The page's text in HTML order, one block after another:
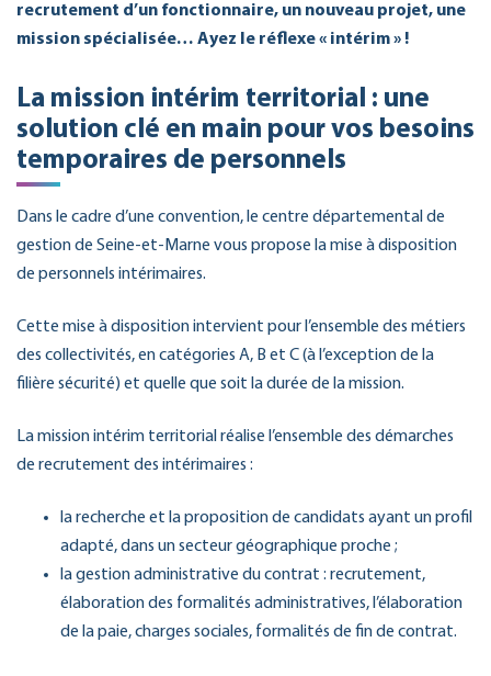
recrutement d’un fonctionnaire, un nouveau projet, une
mission spécialisée… Ayez le réflexe « intérim » !
La mission intérim territorial : une
solution clé en main pour vos besoins
temporaires de personnels
Dans le cadre d’une convention, le centre départemental de
gestion de Seine-et-Marne vous propose la mise à disposition
de personnels intérimaires.
Cette mise à disposition intervient pour l’ensemble des métiers
des collectivités, en catégories A, B et C (à l’exception de la
filière sécurité) et quelle que soit la durée de la mission.
La mission intérim territorial réalise l’ensemble des démarches
de recrutement des intérimaires :
la recherche et la proposition de candidats ayant un profil
adapté, dans un secteur géographique proche ;
la gestion administrative du contrat : recrutement,
élaboration des formalités administratives, l’élaboration
de la paie, charges sociales, formalités de fin de contrat.